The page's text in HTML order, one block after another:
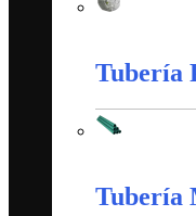
Tubería
Tubería